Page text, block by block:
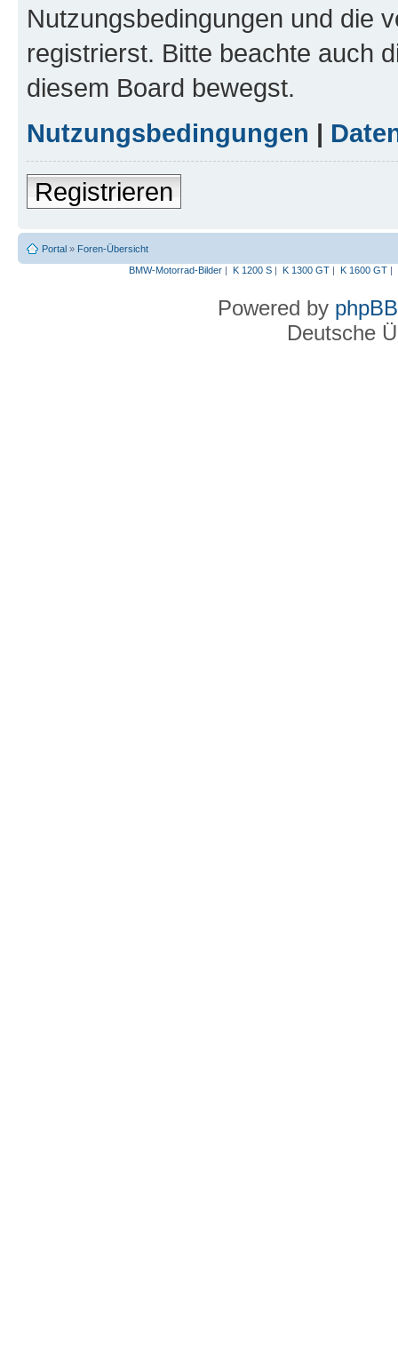
Nutzungsbedingungen und die
registrierst. Bitte beachte auch
diesem Board bewegst.
Nutzungsbedingungen |
Registrieren
Portal » Foren-Übersicht
BMW-Motorrad-Bilder| K 1200 S| K 1300 GT| K 1600 GT|
Powered by phpBB
Deutsche